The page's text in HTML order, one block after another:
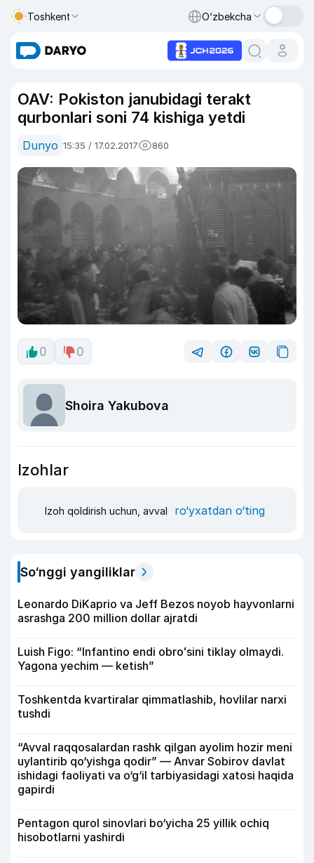
Toshkent O‘zbekcha
OAV: Pokiston janubidagi terakt
qurbonlari soni 74 kishiga yetdi
Dunyo 15:35 / 17.02.2017 860
0 0
Shoira Yakubova
Izohlar
Izoh qoldirish uchun, avval ro‘yxatdan o‘ting
So‘nggi yangiliklar
Leonardo DiKaprio va Jeff Bezos noyob hayvonlarni
asrashga 200 million dollar ajratdi
Luish Figo: “Infantino endi obroʻsini tiklay olmaydi.
Yagona yechim — ketish”
Toshkentda kvartiralar qimmatlashib, hovlilar narxi
tushdi
“Avval raqqosalardan rashk qilgan ayolim hozir meni
uylantirib qo‘yishga qodir” — Anvar Sobirov davlat
ishidagi faoliyati va o‘g‘il tarbiyasidagi xatosi haqida
gapirdi
Pentagon qurol sinovlari bo‘yicha 25 yillik ochiq
hisobotlarni yashirdi